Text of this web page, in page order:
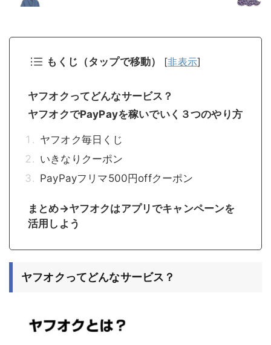
もくじ（タップで移動） [非表示]
ヤフオクってどんなサービス？
ヤフオクでPayPayを稼いでいく３つのやり方
ヤフオク毎日くじ
いきなりクーポン
PayPayフリマ500円offクーポン
まとめ→ヤフオクはアプリでキャンペーンを
活用しよう
ヤフオクってどんなサービス？